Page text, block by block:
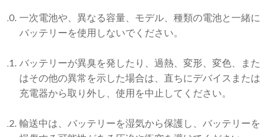
一次電池や、異なる容量、モデル、種類の電池と一緒に
バッテリーを使用しないでください。
バッテリーが異臭を発したり、過熱、変形、変色、また
はその他の異常を示した場合は、直ちにデバイスまたは
充電器から取り外し、使用を中止してください。
輸送中は、バッテリーを湿気から保護し、バッテリーを